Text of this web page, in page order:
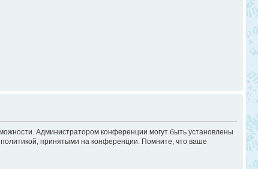
Администратором конференции могут быть установлены
принятыми на конференции. Помните, что ваше